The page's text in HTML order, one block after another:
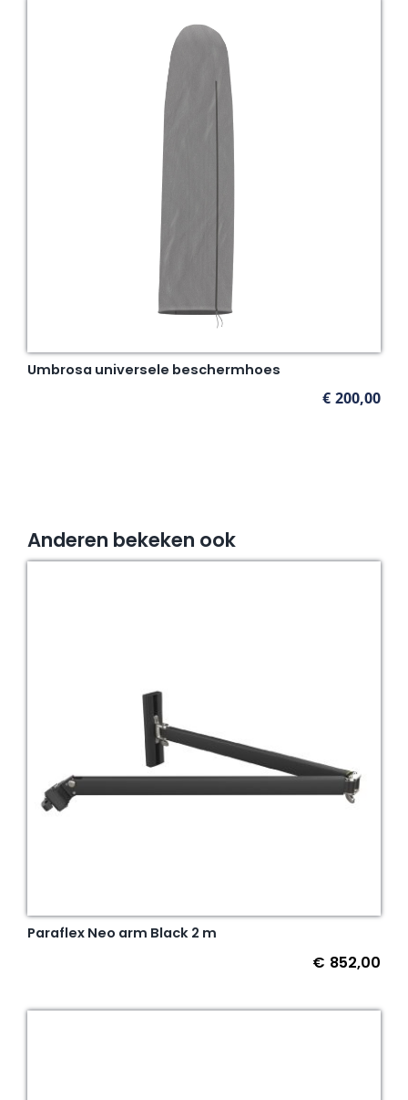
Umbrosa universele beschermhoes
€ 200,00
Anderen bekeken ook
Paraflex Neo arm Black 2 m
€ 852,00